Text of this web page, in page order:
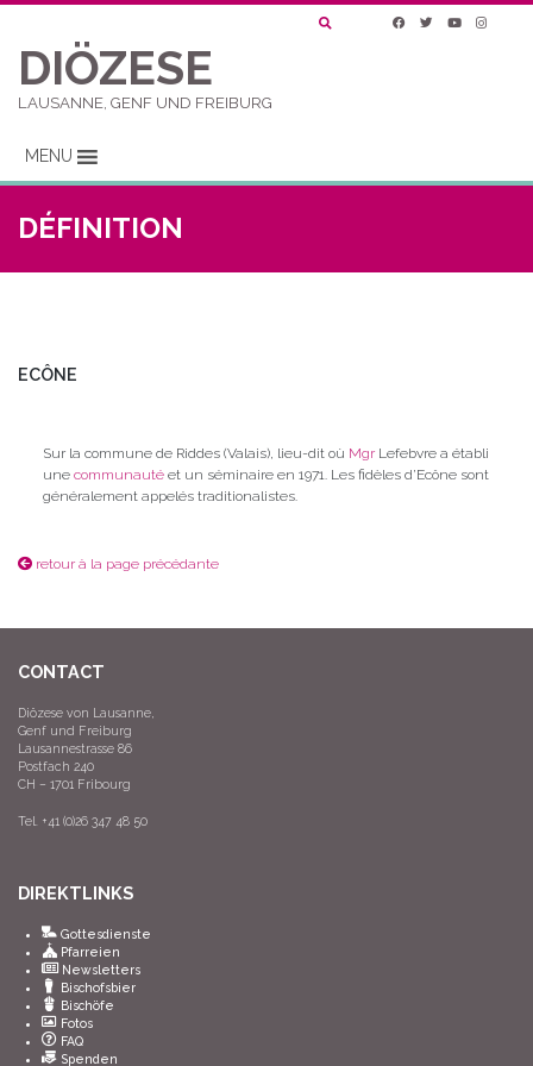
DIÖZESE
LAUSANNE, GENF UND FREIBURG
MENU
DÉFINITION
ECÔNE
Sur la commune de Riddes (Valais), lieu-dit où MgrLefebvre a établi
une communautéet un séminaire en 1971. Les fidèles d’Ecône sont
généralement appelés traditionalistes.
retour à la page précédante
CONTACT
Diözese von Lausanne,
Genf und Freiburg
Lausannestrasse 86
Postfach 240
CH – 1701 Fribourg
Tel. +41 (0)26 347 48 50
DIREKTLINKS
Gottesdienste
Pfarreien
Newsletters
Bischofsbier
Bischöfe
Fotos
FAQ
Spenden